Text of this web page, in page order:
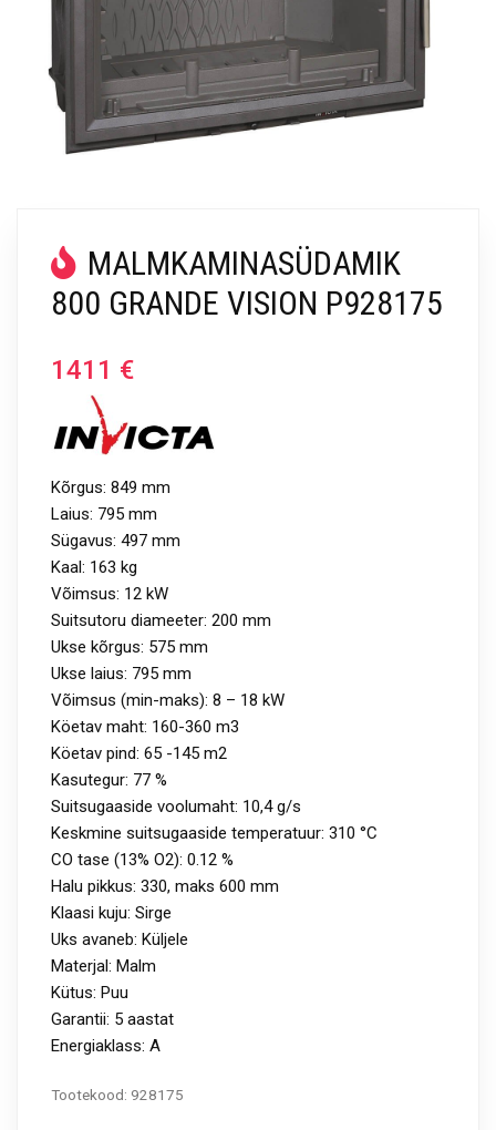
MALMKAMINASÜDAMIK
800 GRANDE VISION P928175
1411 €
Kõrgus: 849 mm
Laius: 795 mm
Sügavus: 497 mm
Kaal: 163 kg
Võimsus: 12 kW
Suitsutoru diameeter: 200 mm
Ukse kõrgus: 575 mm
Ukse laius: 795 mm
Võimsus (min-maks): 8 – 18 kW
Köetav maht: 160-360 m3
Köetav pind: 65 -145 m2
Kasutegur: 77 %
Suitsugaaside voolumaht: 10,4 g/s
Keskmine suitsugaaside temperatuur: 310 °C
CO tase (13% O2): 0.12 %
Halu pikkus: 330, maks 600 mm
Klaasi kuju: Sirge
Uks avaneb: Küljele
Materjal: Malm
Kütus: Puu
Garantii: 5 aastat
Energiaklass: A
Tootekood: 928175